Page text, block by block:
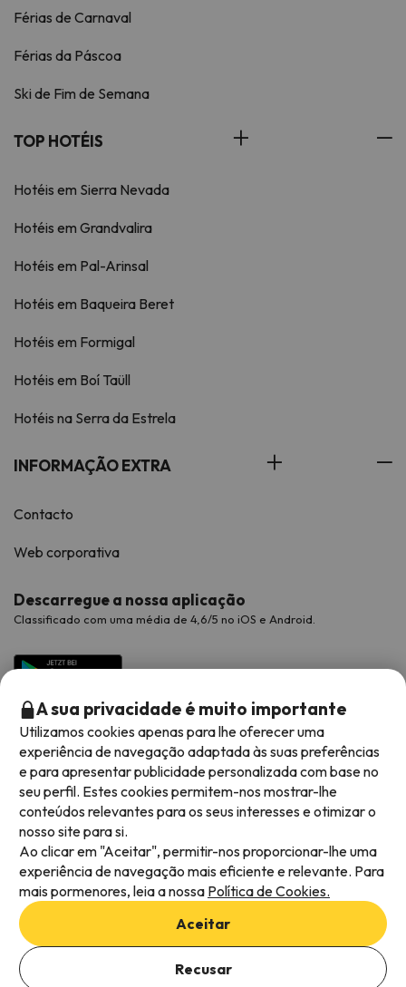
Adicionar datas para verificar a disponibilidade
Férias de Carnaval
Férias da Páscoa
Ski de Fim de Semana
TOP HOTÉIS
Hotéis em Sierra Nevada
Hotéis em Grandvalira
Hotéis em Pal-Arinsal
Hotéis em Baqueira Beret
Hotéis em Formigal
Hotéis em Boí Taüll
Hotéis na Serra da Estrela
INFORMAÇÃO EXTRA
Contacto
Web corporativa
Descarregue a nossa aplicação
Classificado com uma média de 4,6/5 no iOS e Android.
Métodos de pagamento disponíveis
Termos e condições gerais
Privacidade dos dados
Política de cookies
A sua privacidade é muito importante
Utilizamos cookies apenas para lhe oferecer uma
experiência de navegação adaptada às suas preferências
e para apresentar publicidade personalizada com base no
seu perfil. Estes cookies permitem-nos mostrar-lhe
conteúdos relevantes para os seus interesses e otimizar o
nosso site para si.
Ao clicar em "Aceitar", permitir-nos proporcionar-lhe uma
experiência de navegação mais eficiente e relevante. Para
mais pormenores, leia a nossa Política de Cookies.
Aceitar
Recusar